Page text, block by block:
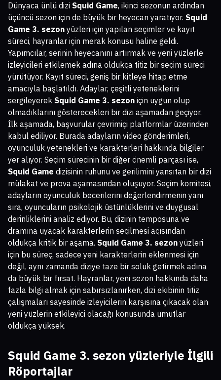
Dünyaca ünlü dizi Squid Game, ikinci sezonun ardından
üçüncü sezon için de büyük bir heyecan yaratıyor. Squid
Game 3. sezon yüzleri için yapılan seçimler ve kayıt
süreci, hayranlar için merak konusu haline geldi.
Yapımcılar, serinin heyecanını artırmak ve yeni yüzlerle
izleyicileri etkilemek adına oldukça titiz bir seçim süreci
yürütüyor. Kayıt süreci, geniş bir kitleye hitap etme
amacıyla başlatıldı. Adaylar, çeşitli yeteneklerini
sergileyerek Squid Game 3. sezon için uygun olup
olmadıklarını gösterecekleri bir dizi aşamadan geçiyor.
İlk aşamada, başvurular çevrimiçi platformlar üzerinden
kabul ediliyor. Burada adayların video gönderimleri,
oyunculuk yetenekleri ve karakterleri hakkında bilgiler
yer alıyor. Seçim sürecinin bir diğer önemli parçası ise,
Squid Game dizisinin ruhunu ve gerilimini yansıtan bir dizi
mülakat ve prova aşamasından oluşuyor. Seçim komitesi,
adayların oyunculuk becerilerini değerlendirmenin yanı
sıra, oyuncuların psikolojik üstünlüklerini ve duygusal
derinliklerini analiz ediyor. Bu, dizinin temposuna ve
dramına uyacak karakterlerin seçilmesi açısından
oldukça kritik bir aşama. Squid Game 3. sezon yüzleri
için bu süreç, sadece yeni karakterlerin eklenmesi için
değil, aynı zamanda diziye taze bir soluk getirmek adına
da büyük bir fırsat. Hayranlar, yeni sezon hakkında daha
fazla bilgi almak için sabırsızlanırken, dizi ekibinin titiz
çalışmaları sayesinde izleyicilerin karşısına çıkacak olan
yeni yüzlerin etkileyici olacağı konusunda umutlar
oldukça yüksek.
Squid Game 3. sezon yüzleriyle İlgili
Röportajlar